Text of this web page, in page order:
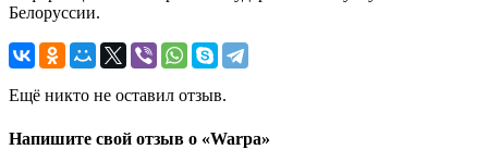
Белоруссии.
Ещё никто не оставил отзыв.
Напишите свой отзыв о «Warpa»